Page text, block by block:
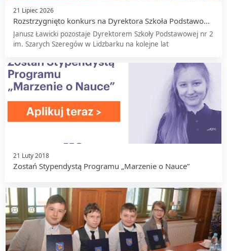
21 Lipiec 2026
Rozstrzygnięto konkurs na Dyrektora Szkoła Podstawowa
nr 2 im. Szarych Szeregów w Lidzbarku
Janusz Ławicki pozostaje Dyrektorem Szkoły Podstawowej nr 2
im. Szarych Szeregów w Lidzbarku na kolejne lat
21 Luty 2018
Zostań Stypendystą Programu „Marzenie o Nauce”